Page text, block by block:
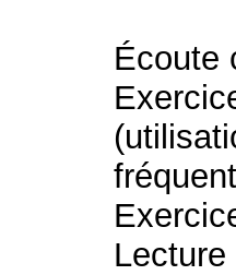
Écoute